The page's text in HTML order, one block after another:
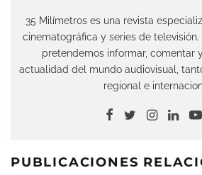
35 Milímetros es una revista
cinematográfica y series de televisión.
pretendemos informar, comentar
actualidad del mundo audiovisual,
regional e
PUBLICACIONES